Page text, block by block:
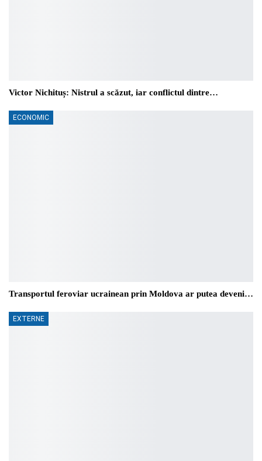
Victor Nichituș: Nistrul a scăzut, iar conflictul dintre…
ECONOMIC
Transportul feroviar ucrainean prin Moldova ar putea deveni…
EXTERNE